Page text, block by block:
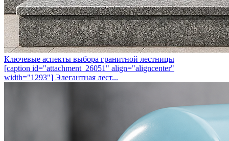
Ключевые аспекты выбора гранитной лестницы
[caption id="attachment_26051" align="aligncenter"
width="1293"] Элегантная лест...